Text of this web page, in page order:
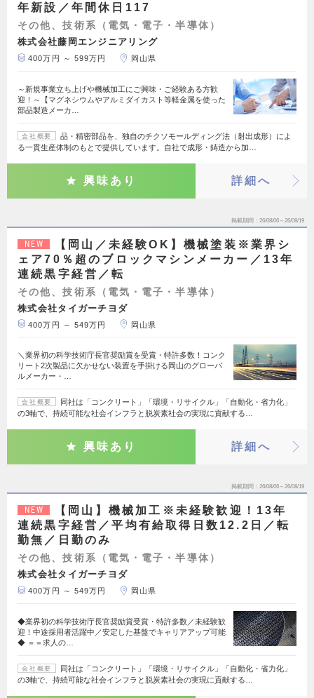
年新設／年間休日117
その他、技術系（電気・電子・半導体）
株式会社藤岡エンジニアリング
400万円 ～ 599万円 岡山県
～新規事業立ち上げや機械加工にご興味・ご経験ある方歓
迎！～【マグネシウムやアルミダイカスト等軽金属を使った
部品製造メーカ…
会社概要
品・精密部品を、独自のチクソモールディング法（射出成形）によ
る一貫生産体制のもとで提供しています。自社で成形・鋳造から加…
興味あり 詳細へ
掲載期間 26/08/06～26/08/19
NEW
【岡山／未経験OK】機械塗装※業界シ
ェア70％超のブロックマシンメーカー／13年
連続黒字経営／転
その他、技術系（電気・電子・半導体）
株式会社タイガーチヨダ
400万円 ～ 549万円 岡山県
＼業界初の科学技術庁長官奨励賞を受賞・特許多数！コンク
リート2次製品に欠かせない装置を手掛ける岡山のグローバ
ルメーカー・…
会社概要
同社は「コンクリート」「環境・リサイクル」「自動化・省力化」
の3軸で、持続可能な社会インフラと脱炭素社会の実現に貢献する…
興味あり 詳細へ
掲載期間 26/08/06～26/08/19
NEW
【岡山】機械加工※未経験歓迎！13年
連続黒字経営／平均有給取得日数12.2日／転
勤無／日勤のみ
その他、技術系（電気・電子・半導体）
株式会社タイガーチヨダ
400万円 ～ 549万円 岡山県
◆業界初の科学技術庁長官奨励賞受賞・特許多数／未経験歓
迎！中途採用者活躍中／安定した基盤でキャリアアップ可能
◆ ＝＝求人の…
会社概要
同社は「コンクリート」「環境・リサイクル」「自動化・省力化」
の3軸で、持続可能な社会インフラと脱炭素社会の実現に貢献する…